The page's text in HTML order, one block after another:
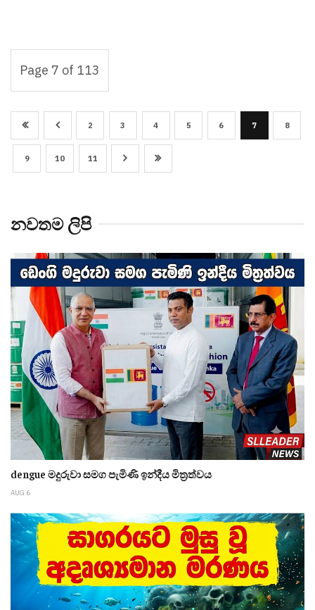
Page 7 of 113
2 3 4 5 6 7 8
9 10 11
නවතම ලිපි
dengue මදුරුවා සමග පැමිණි ඉන්දීය මිත්‍රත්වය
AUG 6